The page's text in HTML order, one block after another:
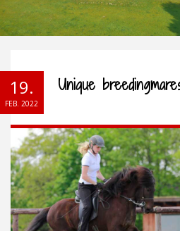
19.
FEB. 2022
Unique